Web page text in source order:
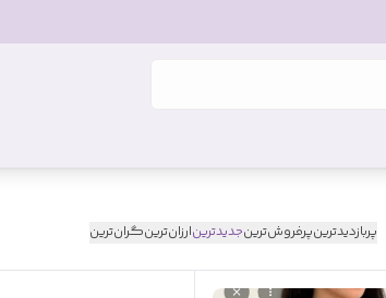
پربازدیدترینپرفروش‌ترینجدیدترینارزان‌ترینگران‌ترین